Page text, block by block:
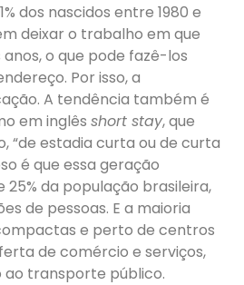
dos nascidos entre 1980 e
deixar o trabalho em que
o que pode fazê-los
Por isso, a
A tendência também é
em inglês short stay, que
“de estadia curta ou de curta
é que essa geração
da população brasileira,
de pessoas. E a maioria
e perto de centros
de comércio e serviços,
ao transporte público.